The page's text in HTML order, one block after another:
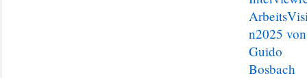
n2025 von
Guido
Bosbach